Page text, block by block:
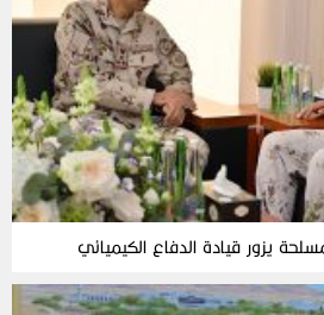
يزور قيادة الدفاع الكيميائي